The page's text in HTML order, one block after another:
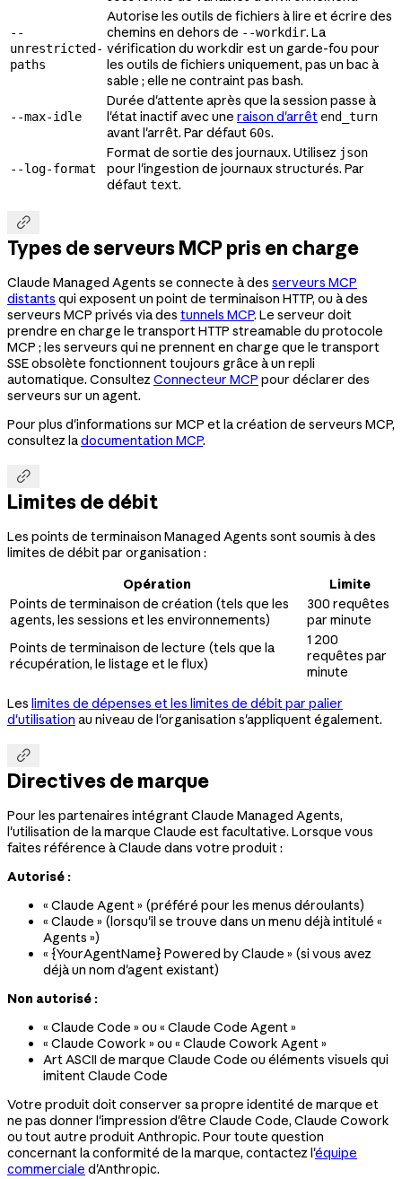
--
unrestricted-
paths
Autorise les outils de fichiers à lire et écrire des
chemins en dehors de --workdir. La
vérification du workdir est un garde-fou pour
les outils de fichiers uniquement, pas un bac à
sable ; elle ne contraint pas bash.
--max-idle
Durée d'attente après que la session passe à
l'état inactif avec une raison d'arrêt end_turn
avant l'arrêt. Par défaut 60s.
--log-format
Format de sortie des journaux. Utilisez json
pour l'ingestion de journaux structurés. Par
défaut text.

Types de serveurs MCP pris en charge
Claude Managed Agents se connecte à des serveurs MCP
distants qui exposent un point de terminaison HTTP, ou à des
serveurs MCP privés via des tunnels MCP. Le serveur doit
prendre en charge le transport HTTP streamable du protocole
MCP ; les serveurs qui ne prennent en charge que le transport
SSE obsolète fonctionnent toujours grâce à un repli
automatique. Consultez Connecteur MCP pour déclarer des
serveurs sur un agent.
Pour plus d'informations sur MCP et la création de serveurs MCP,
consultez ladocumentation MCP.

Limites de débit
Les points de terminaison Managed Agents sont soumis à des
limites de débit par organisation :
Opération
Limite
Points de terminaison de création (tels que les
agents, les sessions et les environnements)
300 requêtes
par minute
Points de terminaison de lecture (tels que la
récupération, le listage et le flux)
1 200
requêtes par
minute
Les limites de dépenses et les limites de débit par palier
d'utilisation au niveau de l'organisation s'appliquent également.

Directives de marque
Pour les partenaires intégrant Claude Managed Agents,
l'utilisation de la marque Claude est facultative. Lorsque vous
faites référence à Claude dans votre produit :
Autorisé :
« Claude Agent » (préféré pour les menus déroulants)
« Claude » (lorsqu'il se trouve dans un menu déjà intitulé «
Agents »)
« {YourAgentName} Powered by Claude » (si vous avez
déjà un nom d'agent existant)
Non autorisé :
« Claude Code » ou « Claude Code Agent »
« Claude Cowork » ou « Claude Cowork Agent »
Art ASCII de marque Claude Code ou éléments visuels qui
imitent Claude Code
Votre produit doit conserver sa propre identité de marque et
ne pas donner l'impression d'être Claude Code, Claude Cowork
ou tout autre produit Anthropic. Pour toute question
concernant la conformité de la marque, contactez l'équipe
commerciale d'Anthropic.